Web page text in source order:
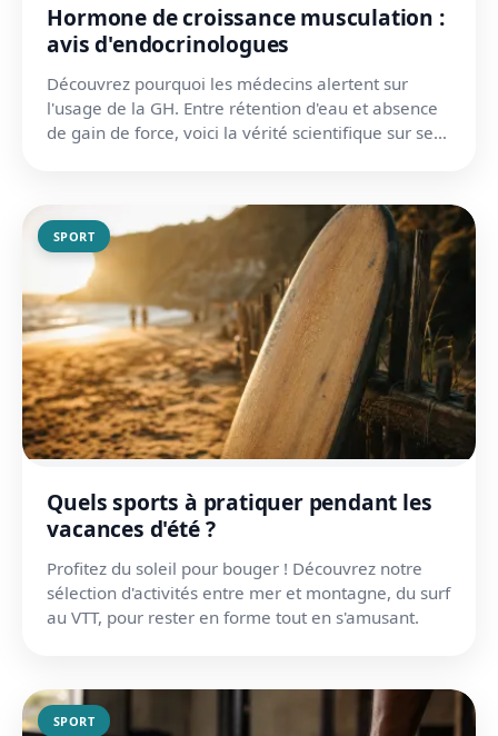
Hormone de croissance musculation :
avis d'endocrinologues
Découvrez pourquoi les médecins alertent sur
l'usage de la GH. Entre rétention d'eau et absence
de gain de force, voici la vérité scientifique sur ses
SPORT
Quels sports à pratiquer pendant les
vacances d'été ?
Profitez du soleil pour bouger ! Découvrez notre
sélection d'activités entre mer et montagne, du surf
au VTT, pour rester en forme tout en s'amusant.
SPORT